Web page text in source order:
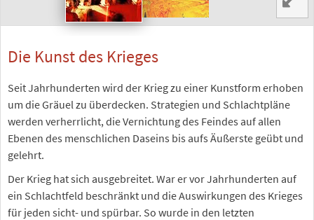
Die Kunst des Krieges
Seit Jahrhunderten wird der Krieg zu einer Kunstform erhoben
um die Gräuel zu überdecken. Strategien und Schlachtpläne
werden verherrlicht, die Vernichtung des Feindes auf allen
Ebenen des menschlichen Daseins bis aufs Äußerste geübt und
gelehrt.
Der Krieg hat sich ausgebreitet. War er vor Jahrhunderten auf
ein Schlachtfeld beschränkt und die Auswirkungen des Krieges
für jeden sicht- und spürbar. So wurde in den letzten